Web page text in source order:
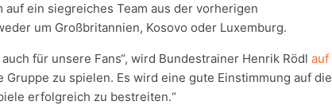
ein siegreiches Team aus der vorherigen
um Großbritannien, Kosovo oder Luxemburg.
für unsere Fans“, wird Bundestrainer Henrik Rödl auf
Gruppe zu spielen. Es wird eine gute Einstimmung auf die
erfolgreich zu bestreiten.“